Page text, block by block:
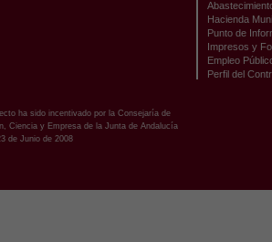
Hacienda
Punto de
Impresos y
Empleo
Perfil del
ha sido incentivado por la Consejaría de
Ciencia y Empresa de la Junta de Andalucía
de Junio de 2008